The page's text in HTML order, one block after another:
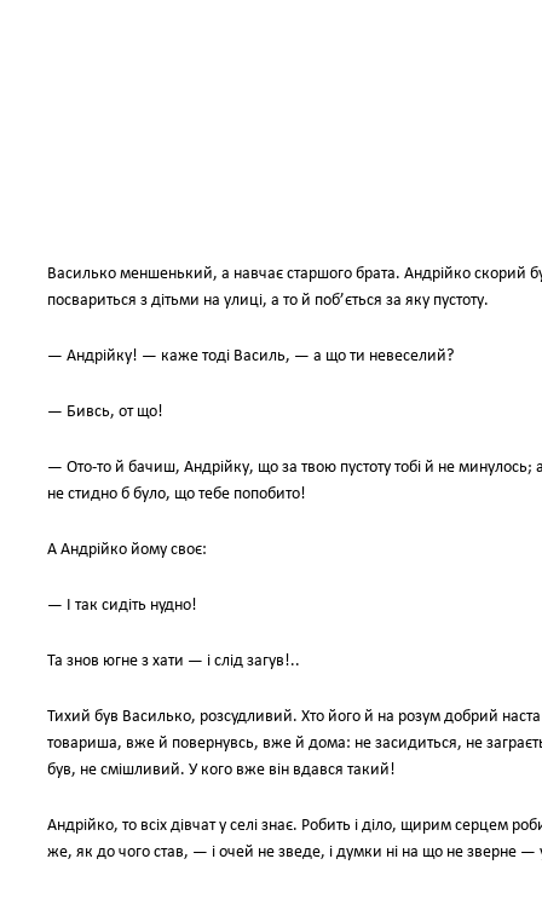
Василько меншенький, а навчає старшого брата. Андрійко скорий
посвариться з дітьми на улиці, а то й поб’ється за яку пустоту.
— Андрійку! — каже тоді Василь, — а що ти невеселий?
— Бивсь, от що!
— Ото-то й бачиш, Андрійку, що за твою пустоту тобі й не минулось;
не стидно б було, що тебе попобито!
А Андрійко йому своє:
— І так сидіть нудно!
Та знов югне з хати — і слід загув!..
Тихий був Василько, розсудливий. Хто його й на розум добрий
товариша, вже й повернувсь, вже й дома: не засидиться, не
був, не смішливий. У кого вже він вдався такий!
Андрійко, то всіх дівчат у селі знає. Робить і діло, щирим серцем
же, як до чого став, — і очей не зведе, і думки ні на що не зверне —